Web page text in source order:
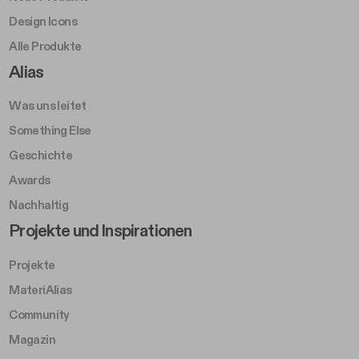
Was uns leitet
Something Else
Geschichte
Awards
Nachhaltig
Footer Left Middle B
Projekte und Inspirationen
Projekte
MateriAlias
Community
Magazin
Press
Footer Right Middle B
Konfigurator
Kataloge